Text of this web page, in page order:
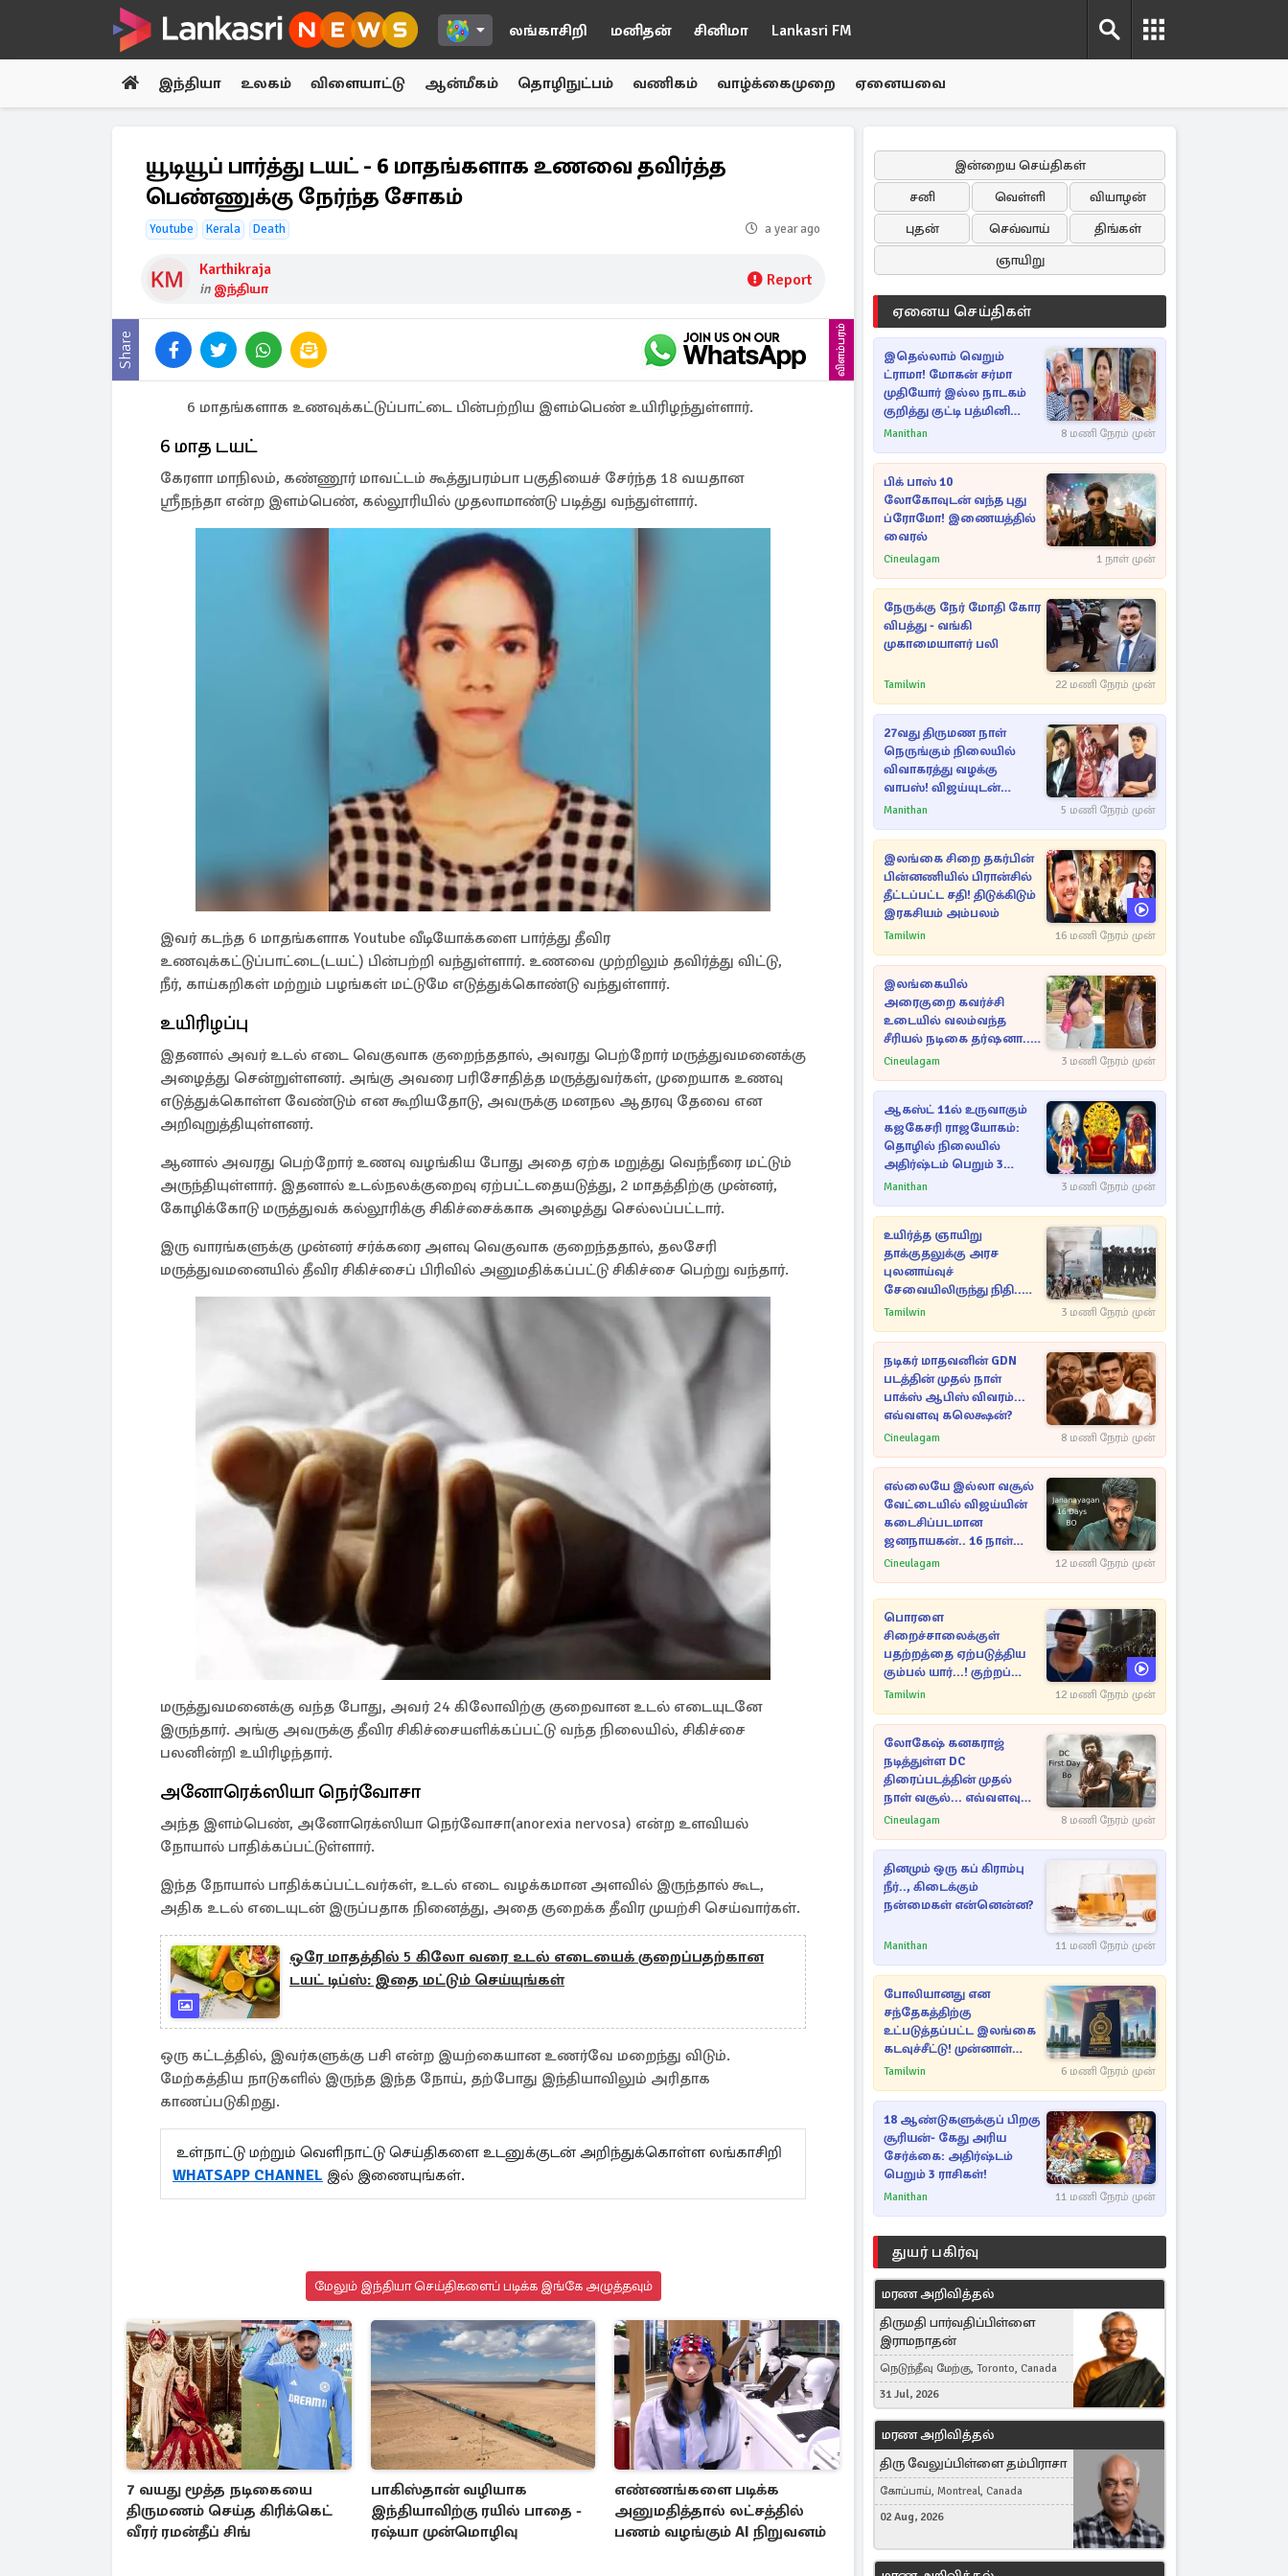
லங்காசிறி மனிதன் சினிமா Lankasri FM
இந்தியா உலகம் விளையாட்டு ஆன்மீகம் தொழிநுட்பம் வணிகம் வாழ்க்கைமுறை ஏனையவை
யூடியூப் பார்த்து டயட் - 6 மாதங்களாக உணவை தவிர்த்த
பெண்ணுக்கு நேர்ந்த சோகம்
Youtube Kerala Death a year ago
Karthikraja
in இந்தியா Report
Share விளம்பரம்
6 மாதங்களாக உணவுக்கட்டுப்பாட்டை பின்பற்றிய இளம்பெண் உயிரிழந்துள்ளார்.
6 மாத டயட்
கேரளா மாநிலம், கண்ணூர் மாவட்டம் கூத்துபரம்பா பகுதியைச் சேர்ந்த 18 வயதான
ஸ்ரீநந்தா என்ற இளம்பெண், கல்லூரியில் முதலாமாண்டு படித்து வந்துள்ளார்.
இவர் கடந்த 6 மாதங்களாக Youtube வீடியோக்களை பார்த்து தீவிர
உணவுக்கட்டுப்பாட்டை(டயட்) பின்பற்றி வந்துள்ளார். உணவை முற்றிலும் தவிர்த்து விட்டு,
நீர், காய்கறிகள் மற்றும் பழங்கள் மட்டுமே எடுத்துக்கொண்டு வந்துள்ளார்.
உயிரிழப்பு
இதனால் அவர் உடல் எடை வெகுவாக குறைந்ததால், அவரது பெற்றோர் மருத்துவமனைக்கு
அழைத்து சென்றுள்ளனர். அங்கு அவரை பரிசோதித்த மருத்துவர்கள், முறையாக உணவு
எடுத்துக்கொள்ள வேண்டும் என கூறியதோடு, அவருக்கு மனநல ஆதரவு தேவை என
அறிவுறுத்தியுள்ளனர்.
ஆனால் அவரது பெற்றோர் உணவு வழங்கிய போது அதை ஏற்க மறுத்து வெந்நீரை மட்டும்
அருந்தியுள்ளார். இதனால் உடல்நலக்குறைவு ஏற்பட்டதையடுத்து, 2 மாதத்திற்கு முன்னர்,
கோழிக்கோடு மருத்துவக் கல்லூரிக்கு சிகிச்சைக்காக அழைத்து செல்லப்பட்டார்.
இரு வாரங்களுக்கு முன்னர் சர்க்கரை அளவு வெகுவாக குறைந்ததால், தலசேரி
மருத்துவமனையில் தீவிர சிகிச்சைப் பிரிவில் அனுமதிக்கப்பட்டு சிகிச்சை பெற்று வந்தார்.
மருத்துவமனைக்கு வந்த போது, அவர் 24 கிலோவிற்கு குறைவான உடல் எடையுடனே
இருந்தார். அங்கு அவருக்கு தீவிர சிகிச்சையளிக்கப்பட்டு வந்த நிலையில், சிகிச்சை
பலனின்றி உயிரிழந்தார்.
அனோரெக்ஸியா நெர்வோசா
அந்த இளம்பெண், அனோரெக்ஸியா நெர்வோசா(anorexia nervosa) என்ற உளவியல்
நோயால் பாதிக்கப்பட்டுள்ளார்.
இந்த நோயால் பாதிக்கப்பட்டவர்கள், உடல் எடை வழக்கமான அளவில் இருந்தால் கூட,
அதிக உடல் எடையுடன் இருப்பதாக நினைத்து, அதை குறைக்க தீவிர முயற்சி செய்வார்கள்.
ஒரே மாதத்தில் 5 கிலோ வரை உடல் எடையைக் குறைப்பதற்கான
டயட் டிப்ஸ்: இதை மட்டும் செய்யுங்கள்
ஒரு கட்டத்தில், இவர்களுக்கு பசி என்ற இயற்கையான உணர்வே மறைந்து விடும்.
மேற்கத்திய நாடுகளில் இருந்த இந்த நோய், தற்போது இந்தியாவிலும் அரிதாக
காணப்படுகிறது.
உள்நாட்டு மற்றும் வெளிநாட்டு செய்திகளை உடனுக்குடன் அறிந்துக்கொள்ள லங்காசிறி
WHATSAPP CHANNEL இல் இணையுங்கள்.
மேலும் இந்தியா செய்திகளைப் படிக்க இங்கே அழுத்தவும்
7 வயது மூத்த நடிகையை
திருமணம் செய்த கிரிக்கெட்
வீரர் ரமன்தீப் சிங்
பாகிஸ்தான் வழியாக
இந்தியாவிற்கு ரயில் பாதை -
ரஷ்யா முன்மொழிவு
எண்ணங்களை படிக்க
அனுமதித்தால் லட்சத்தில்
பணம் வழங்கும் AI நிறுவனம்
இன்றைய செய்திகள்
சனி
வெள்ளி
வியாழன்
புதன்
செவ்வாய்
திங்கள்
ஞாயிறு
ஏனைய செய்திகள்
இதெல்லாம் வெறும்
ட்ராமா! மோகன் சர்மா
முதியோர் இல்ல நாடகம்
குறித்து குட்டி பத்மினி
பரபரப்பு பேட்டி
Manithan 8 மணி நேரம் முன்
பிக் பாஸ் 10
லோகோவுடன் வந்த புது
ப்ரோமோ! இணையத்தில்
வைரல்
Cineulagam 1 நாள் முன்
நேருக்கு நேர் மோதி கோர
விபத்து - வங்கி
முகாமையாளர் பலி
Tamilwin 22 மணி நேரம் முன்
27வது திருமண நாள்
நெருங்கும் நிலையில்
விவாகரத்து வழக்கு
வாபஸ்! விஜய்யுடன்
மீண்டும் இணைவாரா?
Manithan 5 மணி நேரம் முன்
இலங்கை சிறை தகர்பின்
பின்னணியில் பிரான்சில்
தீட்டப்பட்ட சதி! திடுக்கிடும்
இரகசியம் அம்பலம்
Tamilwin 16 மணி நேரம் முன்
இலங்கையில்
அரைகுறை கவர்ச்சி
உடையில் வலம்வந்த
சீரியல் நடிகை தர்ஷனா...
அவரே வெளியிட்ட
Cineulagam 3 மணி நேரம் முன்
ஆகஸ்ட் 11ல் உருவாகும்
கஜகேசரி ராஜயோகம்:
தொழில் நிலையில்
அதிர்ஷ்டம் பெறும் 3
ராசிகள்!
Manithan 3 மணி நேரம் முன்
உயிர்த்த ஞாயிறு
தாக்குதலுக்கு அரச
புலனாய்வுச்
சேவையிலிருந்து நிதி..
வெளியான அதிர்ச்சி
Tamilwin 3 மணி நேரம் முன்
நடிகர் மாதவனின் GDN
படத்தின் முதல் நாள்
பாக்ஸ் ஆபிஸ் விவரம்...
எவ்வளவு கலெக்ஷன்?
Cineulagam 8 மணி நேரம் முன்
எல்லையே இல்லா வசூல்
வேட்டையில் விஜய்யின்
கடைசிப்படமான
ஜனநாயகன்.. 16 நாள்
பாக்ஸ் ஆபிஸ்
Cineulagam 12 மணி நேரம் முன்
பொரளை
சிறைச்சாலைக்குள்
பதற்றத்தை ஏற்படுத்திய
கும்பல் யார்...! குற்றப்
பின்னணி தொடர்பில்
Tamilwin 12 மணி நேரம் முன்
லோகேஷ் கனகராஜ்
நடித்துள்ள DC
திரைப்படத்தின் முதல்
நாள் வசூல்... எவ்வளவு
தெரியுமா?
Cineulagam 8 மணி நேரம் முன்
தினமும் ஒரு கப் கிராம்பு
நீர்.., கிடைக்கும்
நன்மைகள் என்னென்ன?
Manithan 11 மணி நேரம் முன்
போலியானது என
சந்தேகத்திற்கு
உட்படுத்தப்பட்ட இலங்கை
கடவுச்சீட்டு! முன்னாள்
எம்.பிக்கு
சிக்கல்
Tamilwin 6 மணி நேரம் முன்
18 ஆண்டுகளுக்குப் பிறகு
சூரியன்- கேது அரிய
சேர்க்கை: அதிர்ஷ்டம்
பெறும் 3 ராசிகள்!
Manithan 11 மணி நேரம் முன்
துயர் பகிர்வு
மரண அறிவித்தல்
திருமதி பார்வதிப்பிள்ளை
இராமநாதன்
நெடுந்தீவு மேற்கு, Toronto, Canada
31 Jul, 2026
மரண அறிவித்தல்
திரு வேலுப்பிள்ளை தம்பிராசா
கோப்பாய், Montreal, Canada
02 Aug, 2026